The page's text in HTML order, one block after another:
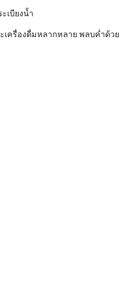
เบียงน้ำ
ครื่องดื่มหลากหลาย พลบค่ำด้วย